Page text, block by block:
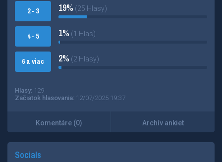
2 - 3
4 - 5
6 a viac
19% (25 Hlasy)
1% (1 Hlas)
2% (2 Hlasy)
Hlasy: 129
Začiatok hlasovania: 12/07/2025 19:37
Komentáre (0) Archív ankiet
Socials